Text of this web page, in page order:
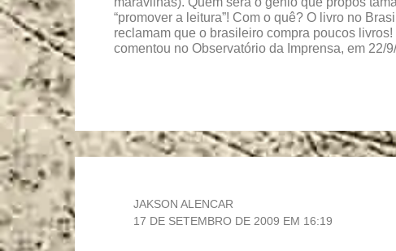
“promover a leitura”! Com o quê? O livro no
reclamam que o brasileiro compra poucos
comentou no Observatório da Imprensa, em 22/
JAKSON ALENCAR
17 DE SETEMBRO DE 2009 EM 16:19